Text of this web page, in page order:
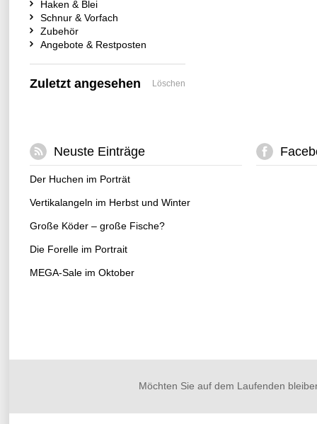
Haken & Blei
Schnur & Vorfach
Zubehör
Angebote & Restposten
Zuletzt angesehen Löschen
Neuste Einträge
Der Huchen im Porträt
Vertikalangeln im Herbst und Winter
Große Köder – große Fische?
Die Forelle im Portrait
MEGA-Sale im Oktober
Möchten Sie auf dem Laufenden